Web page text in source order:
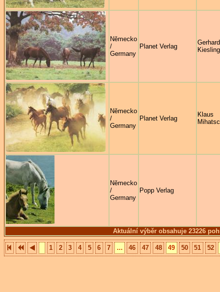
Aktuální výběr obsahuje 23226
Německo
/
Germany
Planet Verlag
Gerhard
Kiesling
Německo
/
Germany
Planet Verlag
Klaus
Německo
/
Germany
Popp Verlag
1 2 3 4 5 6 7 ... 46 47 48 49 50 51 52